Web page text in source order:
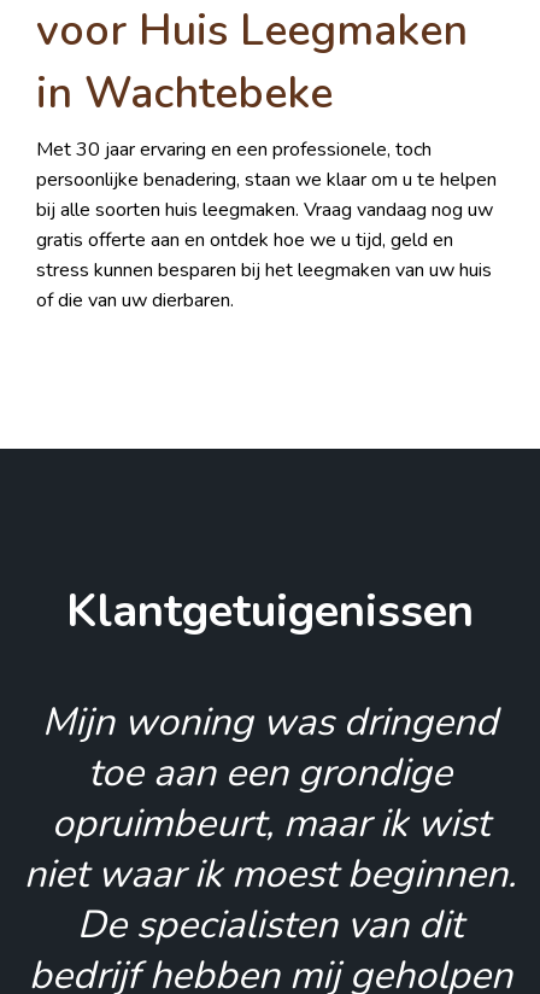
voor Huis Leegmaken
in Wachtebeke
Met 30 jaar ervaring en een professionele, toch
persoonlijke benadering, staan we klaar om u te helpen
bij alle soorten huis leegmaken. Vraag vandaag nog uw
gratis offerte aan en ontdek hoe we u tijd, geld en
stress kunnen besparen bij het leegmaken van uw huis
of die van uw dierbaren.
Klantgetuigenissen
Mijn woning was dringend
toe aan een grondige
opruimbeurt, maar ik wist
niet waar ik moest beginnen.
De specialisten van dit
bedrijf hebben mij geholpen